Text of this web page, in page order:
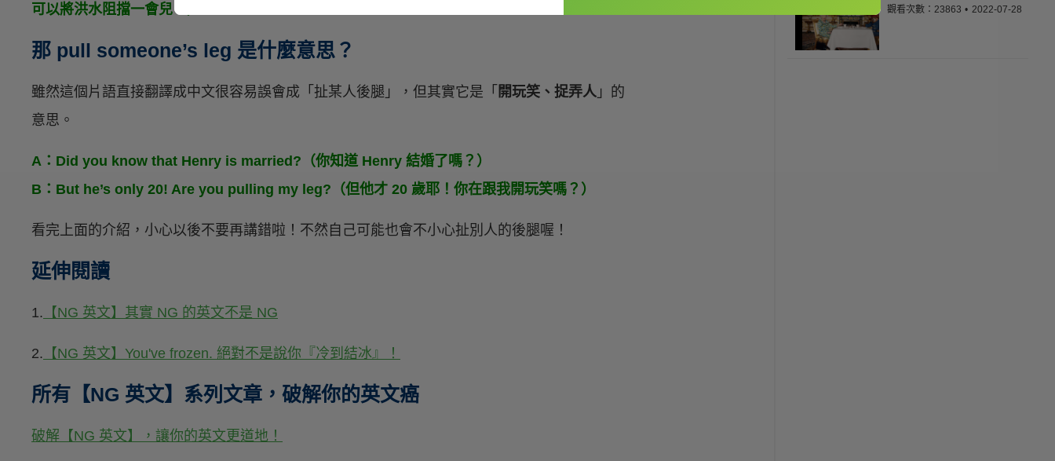
可以將洪水阻擋一會兒。）
那 pull someone’s leg 是什麼意思？
雖然這個片語直接翻譯成中文很容易誤會成「扯某人後腿」，但其實它是「 開玩笑、捉弄人 」的
意思。
A：Did you know that Henry is married?（你知道 Henry 結婚了嗎？）
B：But he’s only 20! Are you pulling my leg?（但他才 20 歲耶！你在跟我開玩笑嗎？）
看完上面的介紹，小心以後不要再講錯啦！不然自己可能也會不小心扯別人的後腿喔！
延伸閱讀
1. 【NG 英文】其實 NG 的英文不是 NG
2. 【NG 英文】You've frozen. 絕對不是說你『冷到結冰』！
所有【NG 英文】系列文章，破解你的英文癌
破解【NG 英文】，讓你的英文更道地！
觀看次數：23863 2022-07-28